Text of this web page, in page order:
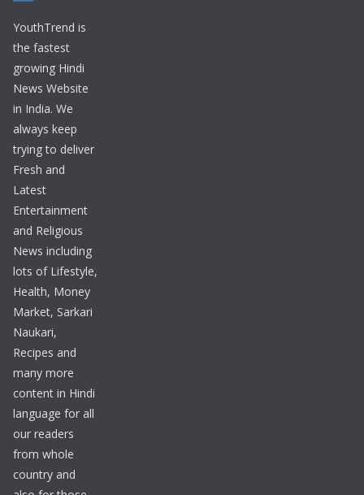
YouthTrend is
the fastest
growing Hindi
News Website
in India. We
always keep
trying to deliver
Fresh and
Latest
Entertainment
and Religious
News including
lots of Lifestyle,
Health, Money
Market, Sarkari
Naukari,
Recipes and
many more
content in Hindi
language for all
our readers
from whole
country and